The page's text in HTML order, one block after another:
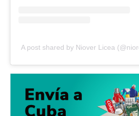
A post shared by Niover Licea